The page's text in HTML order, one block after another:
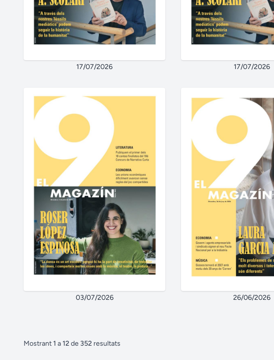
17/07/2026 17/07/2026
03/07/2026 26/06/2026
Mostrant1 a12de 352 resultats